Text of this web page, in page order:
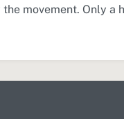
movement. Only